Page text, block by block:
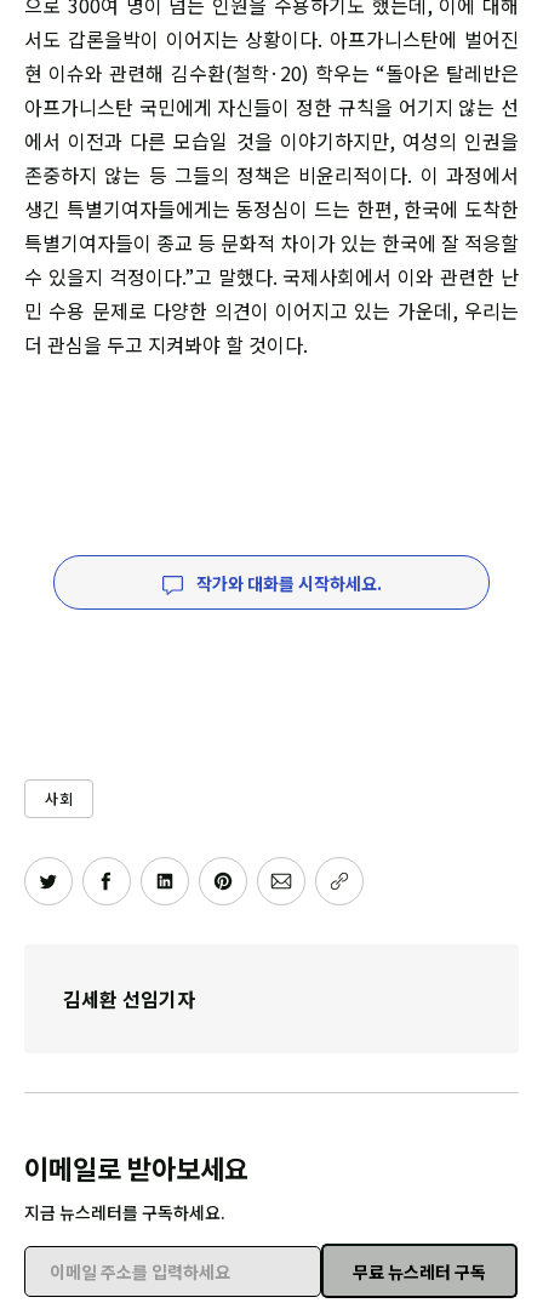
서도 갑론을박이 이어지는 상황이다. 아프가니스탄에 벌어진
현 이슈와 관련해 김수환(철학·20) 학우는 “돌아온 탈레반은
아프가니스탄 국민에게 자신들이 정한 규칙을 어기지 않는 선
에서 이전과 다른 모습일 것을 이야기하지만, 여성의 인권을
존중하지 않는 등 그들의 정책은 비윤리적이다. 이 과정에서
생긴 특별기여자들에게는 동정심이 드는 한편, 한국에 도착한
특별기여자들이 종교 등 문화적 차이가 있는 한국에 잘 적응할
수 있을지 걱정이다.”고 말했다. 국제사회에서 이와 관련한 난
민 수용 문제로 다양한 의견이 이어지고 있는 가운데, 우리는
더 관심을 두고 지켜봐야 할 것이다.
작가와 대화를 시작하세요.
사회
김세환 선임기자
이메일로 받아보세요
지금 뉴스레터를 구독하세요.
이메일 주소를 입력하세요
무료 뉴스레터 구독